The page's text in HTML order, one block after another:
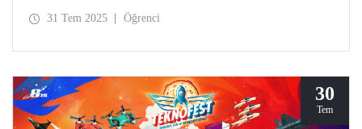
çekiyor.
31 Tem 2025 Öğrenci
30
Tem